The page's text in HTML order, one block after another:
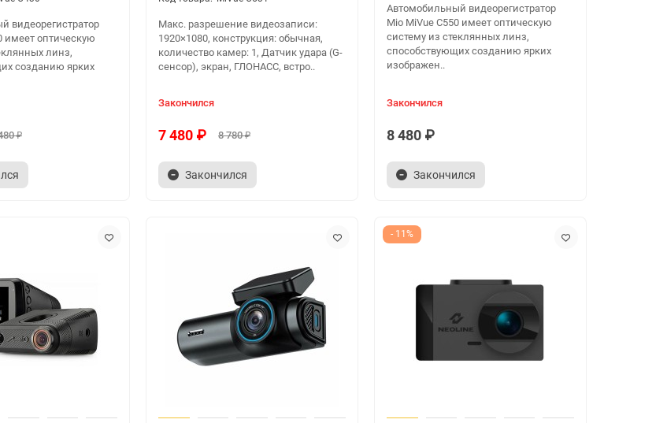
видеорегистратор
имеет оптическую
линз,
созданию ярких
₽
Макс. разрешение видеозаписи:
1920×1080, конструкция: обычная,
количество камер: 1, Датчик удара (G-
сенсор), экран, ГЛОНАСС, встро..
Закончился
7 480 ₽ 8 780 ₽
Закончился
Автомобильный видеорегистратор
Mio MiVue C550 имеет оптическую
систему из стеклянных линз,
способствующих созданию ярких
изображен..
Закончился
8 480 ₽
Закончился
- 11%